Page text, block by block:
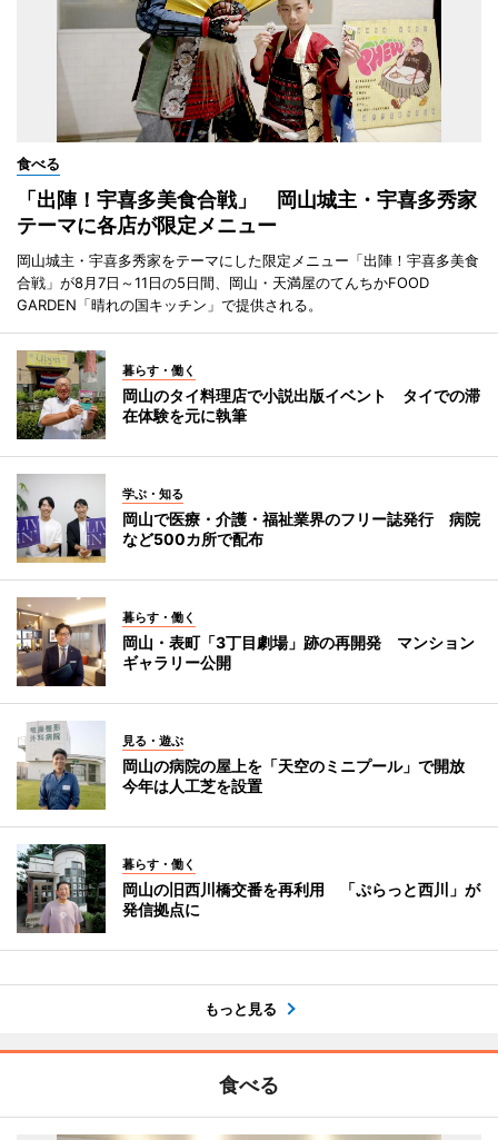
食べる
「出陣！宇喜多美食合戦」 岡山城主・宇喜多秀家
テーマに各店が限定メニュー
岡山城主・宇喜多秀家をテーマにした限定メニュー「出陣！宇喜多美食
合戦」が8月7日～11日の5日間、岡山・天満屋のてんちかFOOD
GARDEN「晴れの国キッチン」で提供される。
暮らす・働く
岡山のタイ料理店で小説出版イベント タイでの滞
在体験を元に執筆
学ぶ・知る
岡山で医療・介護・福祉業界のフリー誌発行 病院
など500カ所で配布
暮らす・働く
岡山・表町「3丁目劇場」跡の再開発 マンション
ギャラリー公開
見る・遊ぶ
岡山の病院の屋上を「天空のミニプール」で開放
今年は人工芝を設置
暮らす・働く
岡山の旧西川橋交番を再利用 「ぷらっと西川」が
発信拠点に
もっと見る
食べる